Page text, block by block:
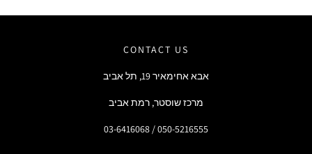
CONTACT US
אבא אחימאיר 19, תל אביב
מרכז שוסטר, רמת אביב
03-6416068 / 050-5216555